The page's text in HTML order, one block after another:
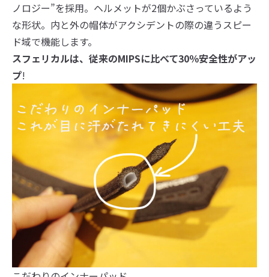
ノロジー”を採用。ヘルメットが2個かぶさっているよう
な形状。内と外の帽体がアクシデントの際の違うスピー
ド域で機能します。
スフェリカルは、従来のMIPSに比べて30％安全性がアッ
プ!